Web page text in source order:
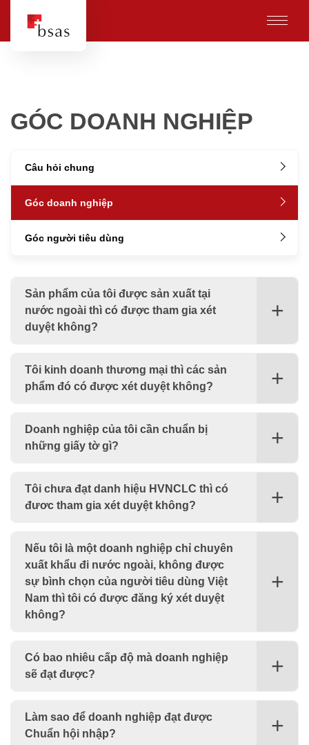
GÓC DOANH NGHIỆP
Câu hỏi chung
Góc doanh nghiệp
Góc người tiêu dùng
Sản phẩm của tôi được sản xuất tại
nước ngoài thì có được tham gia xét
duyệt không?
Tôi kinh doanh thương mại thì các sản
phẩm đó có được xét duyệt không?
Doanh nghiệp của tôi cần chuẩn bị
những giấy tờ gì?
Tôi chưa đạt danh hiệu HVNCLC thì có
đươc tham gia xét duyệt không?
Nếu tôi là một doanh nghiệp chỉ chuyên
xuất khẩu đi nước ngoài, không được
sự bình chọn của người tiêu dùng Việt
Nam thì tôi có được đăng ký xét duyệt
không?
Có bao nhiêu cấp độ mà doanh nghiệp
sẽ đạt được?
Làm sao để doanh nghiệp đạt được
Chuẩn hội nhập?